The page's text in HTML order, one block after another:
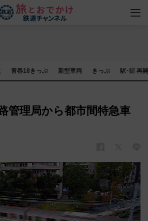
青春18きっぷ 新型車両 きっぷ 駅･街 再
管理局から都市間特急車